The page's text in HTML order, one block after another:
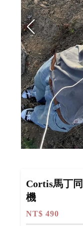
Cortis馬丁
機
NT$ 490